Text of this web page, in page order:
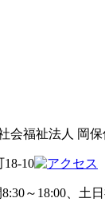
18-10
8:30～18:00、土日